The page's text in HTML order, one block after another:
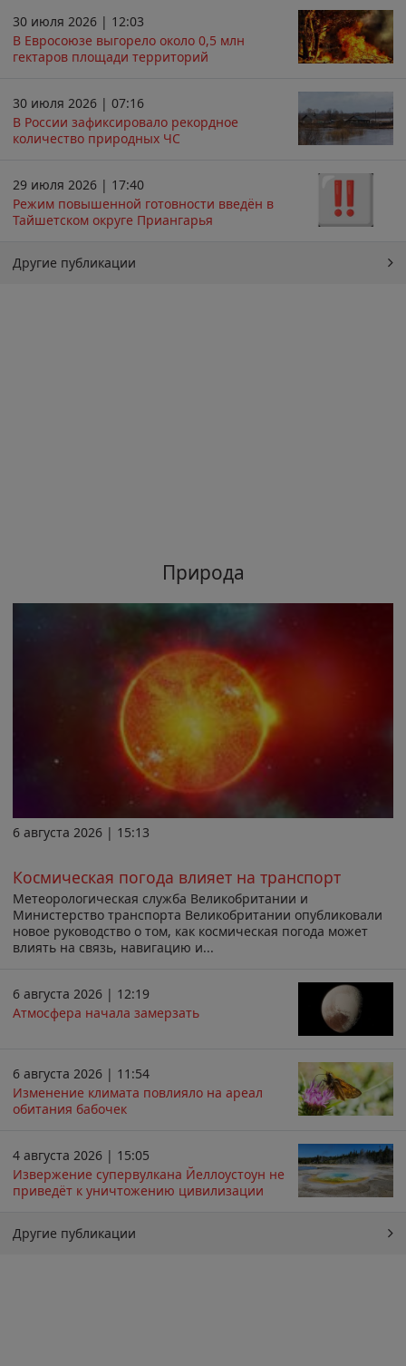
30 июля 2026 | 12:03
В Евросоюзе выгорело около 0,5 млн
гектаров площади территорий
30 июля 2026 | 07:16
В России зафиксировало рекордное
количество природных ЧС
29 июля 2026 | 17:40
Режим повышенной готовности введён в
Тайшетском округе Приангарья
Другие публикации
Природа
6 августа 2026 | 15:13
Космическая погода влияет на транспорт
Метеорологическая служба Великобритании и
Министерство транспорта Великобритании опубликовали
новое руководство о том, как космическая погода может
влиять на связь, навигацию и...
6 августа 2026 | 12:19
Атмосфера начала замерзать
6 августа 2026 | 11:54
Изменение климата повлияло на ареал
обитания бабочек
4 августа 2026 | 15:05
Извержение супервулкана Йеллоустоун не
приведёт к уничтожению цивилизации
Другие публикации